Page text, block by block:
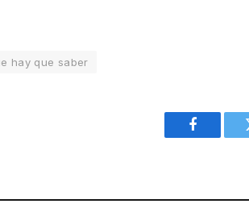
hay que saber
Facebook